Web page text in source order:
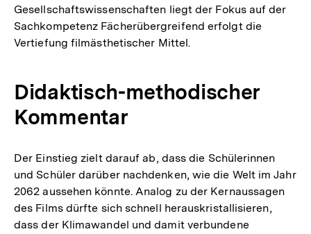
Gesellschaftswissenschaften liegt der Fokus auf der
Sachkompetenz Fächerübergreifend erfolgt die
Vertiefung filmästhetischer Mittel.
Didaktisch-methodischer
Kommentar
Der Einstieg zielt darauf ab, dass die Schülerinnen
und Schüler darüber nachdenken, wie die Welt im Jahr
2062 aussehen könnte. Analog zu der Kernaussagen
des Films dürfte sich schnell herauskristallisieren,
dass der Klimawandel und damit verbundene